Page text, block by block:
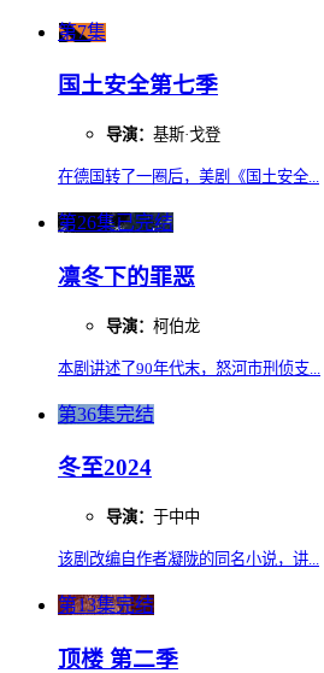
第7集
国土安全第七季
导演： 基斯·戈登
在德国转了一圈后，美剧《国土安全...
第26集已完结
凛冬下的罪恶
导演： 柯伯龙
本剧讲述了90年代末，怒河市刑侦支...
第36集完结
冬至2024
导演： 于中中
该剧改编自作者凝陇的同名小说，讲...
第13集完结
顶楼 第二季